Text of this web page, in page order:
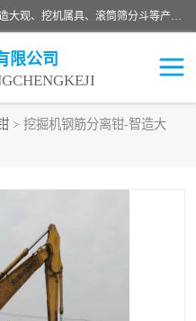
济宁智造工程科技有限公司是一家经营智造大观、挖机属具、滚筒筛分斗等产品的滑移装载机厂家。济宁智造工程科技有限公司奉行以质量赢得用户，诚信为本，互利共赢的宗旨，依靠雄厚的技术力量，科学的管理制度，先进的加工检测设备，始终坚持以客户为中心，免费咨询！
限公司
> 挖掘机钢筋分离钳-智造大
粉碎钳
土壤修复